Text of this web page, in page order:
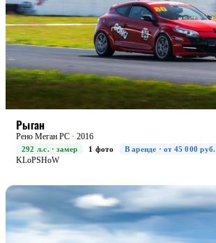
Рыган
Рено Меган РС · 2016
292 л.с. · замер 1 фото
В аренде · от 45 000 руб.
KLoPSHoW